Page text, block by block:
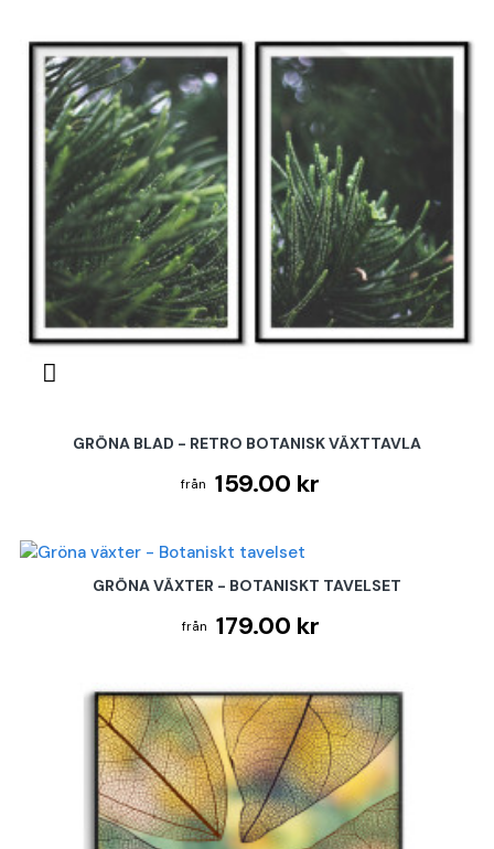
GRÖNA BLAD - RETRO BOTANISK VÄXTTAVLA
159.00 kr
GRÖNA VÄXTER - BOTANISKT TAVELSET
179.00 kr